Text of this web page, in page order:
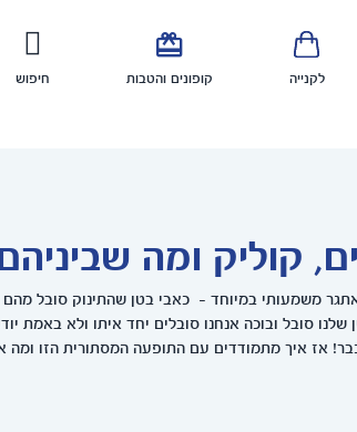
לקנייה

קופונים והטבות חיפוש
קוליק ומה
משמעותי במיוחד - כאבי בטן שהתינוק סובל מהם
שלנו סובל ובוכה אנחנו סובלים יחד איתו ולא באמת
אז איך מתמודדים עם התופעה המסתורית הזו ומה